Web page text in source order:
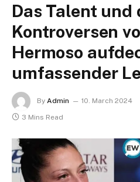
Das Talent und
Kontroversen
Hermoso
umfassender
By Admin 10. March 2024
3 Mins Read